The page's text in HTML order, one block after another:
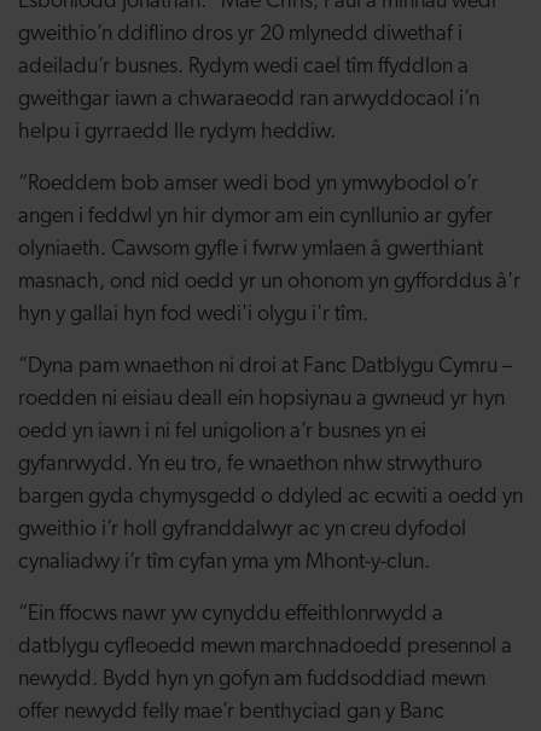
gweithio’n ddiflino dros yr 20 mlynedd diwethaf i
adeiladu’r busnes. Rydym wedi cael tîm ffyddlon a
gweithgar iawn a chwaraeodd ran arwyddocaol i’n
helpu i gyrraedd lle rydym heddiw.
“Roeddem bob amser wedi bod yn ymwybodol o’r
angen i feddwl yn hir dymor am ein cynllunio ar gyfer
olyniaeth. Cawsom gyfle i fwrw ymlaen â gwerthiant
masnach, ond nid oedd yr un ohonom yn gyfforddus â'r
hyn y gallai hyn fod wedi'i olygu i'r tîm.
“Dyna pam wnaethon ni droi at Fanc Datblygu Cymru –
roedden ni eisiau deall ein hopsiynau a gwneud yr hyn
oedd yn iawn i ni fel unigolion a’r busnes yn ei
gyfanrwydd. Yn eu tro, fe wnaethon nhw strwythuro
bargen gyda chymysgedd o ddyled ac ecwiti a oedd yn
gweithio i’r holl gyfranddalwyr ac yn creu dyfodol
cynaliadwy i’r tîm cyfan yma ym Mhont-y-clun.
“Ein ffocws nawr yw cynyddu effeithlonrwydd a
datblygu cyfleoedd mewn marchnadoedd presennol a
newydd. Bydd hyn yn gofyn am fuddsoddiad mewn
offer newydd felly mae’r benthyciad gan y Banc